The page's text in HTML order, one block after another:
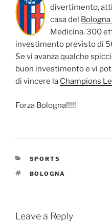
divertimento,
casa del Bologna
Medicina. 300
investimento previsto di
Se vi avanza qualche
buon investimento e vi
di vincere la Champions
Forza Bologna!!!!!
CATEGORIES
SPORTS
TAGS
BOLOGNA
Leave a Reply